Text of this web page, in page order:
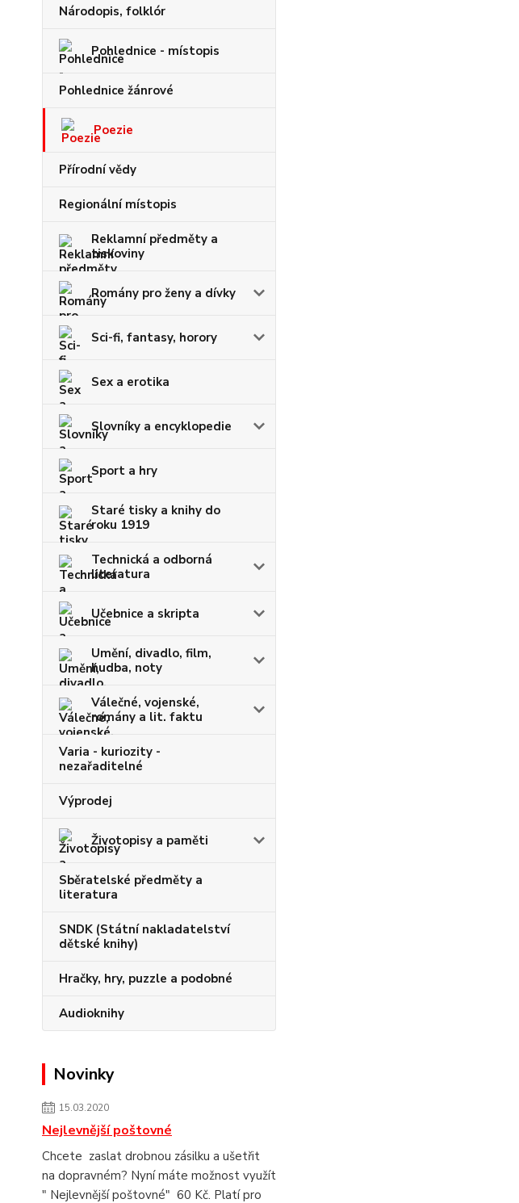
Národopis, folklór
Pohlednice - místopis
Pohlednice žánrové
Poezie
Přírodní vědy
Regionální místopis
Reklamní předměty a
tiskoviny
Romány pro ženy a dívky
Sci-fi, fantasy, horory
Sex a erotika
Slovníky a encyklopedie
Sport a hry
Staré tisky a knihy do
roku 1919
Technická a odborná
literatura
Učebnice a skripta
Umění, divadlo, film,
hudba, noty
Válečné, vojenské,
romány a lit. faktu
Varia - kuriozity -
nezařaditelné
Výprodej
Životopisy a paměti
Sběratelské předměty a
literatura
SNDK (Státní nakladatelství
dětské knihy)
Hračky, hry, puzzle a podobné
Audioknihy
Novinky
15.03.2020
Nejlevnější poštovné
Chcete zaslat drobnou zásilku a ušetřit
na dopravném? Nyní máte možnost využít
" Nejlevnější poštovné" 60 Kč. Platí pro